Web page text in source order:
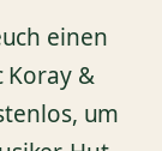
einen
Koray &
um